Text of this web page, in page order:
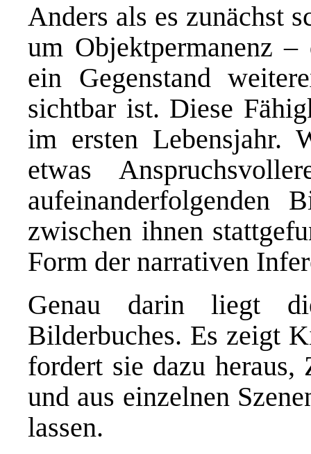
Anders als es zunächst
um Objektpermanenz
ein Gegenstand
sichtbar ist. Diese
im ersten Lebensjahr.
etwas
aufeinanderfolgenden
zwischen ihnen
Form der narrativen
Genau darin liegt
Bilderbuches. Es zeigt
fordert sie dazu heraus,
und aus einzelnen
lassen.